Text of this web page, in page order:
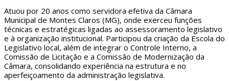
Atuou por 20 anos como servidora efetiva da Câmara
Municipal de Montes Claros (MG), onde exerceu funções
técnicas e estratégicas ligadas ao assessoramento legislativo
e à organização institucional. Participou da criação da Escola do
Legislativo local, além de integrar o Controle Interno, a
Comissão de Licitação e a Comissão de Modernização da
Câmara, consolidando experiência na estrutura e no
aperfeiçoamento da administração legislativa.